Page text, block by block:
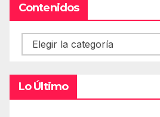
Contenidos
Contenidos
Lo Último